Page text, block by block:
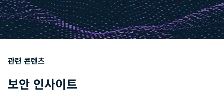
관련 콘텐츠
보안 인사이트